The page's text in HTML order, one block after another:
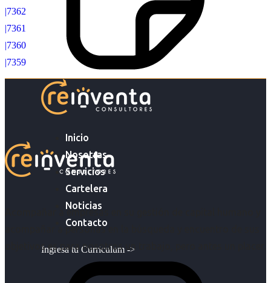
Inicio
Nosotras
Servicios
Cartelera
Noticias
Contacto
Ingresa tu Curriculum ->
|7362
|7361
|7360
|7359
Acompañar a empresas en su gestión de capital humano y
acompañar a personas en la búsqueda y encuentro de sus
objetivos es para nosotros un trabajo, pero antes un placer.